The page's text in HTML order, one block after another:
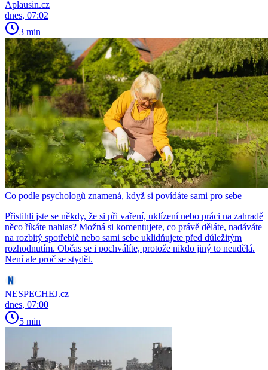
Aplausin.cz
dnes, 07:02
3 min
Co podle psychologů znamená, když si povídáte sami pro sebe
Přistihli jste se někdy, že si při vaření, uklízení nebo práci na zahradě
něco říkáte nahlas? Možná si komentujete, co právě děláte, nadáváte
na rozbitý spotřebič nebo sami sebe uklidňujete před důležitým
rozhodnutím. Občas se i pochválíte, protože nikdo jiný to neudělá.
Není ale proč se stydět.
NESPECHEJ.cz
dnes, 07:00
5 min